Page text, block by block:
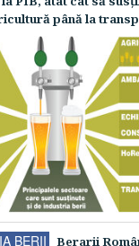
până la
BERII
Berarii